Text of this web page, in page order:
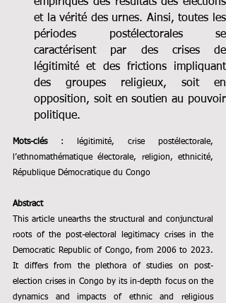
et la vérité des urnes. Ainsi, toutes les
périodes postélectorales se
caractérisent par des crises de
légitimité et des frictions impliquant
des groupes religieux, soit en
opposition, soit en soutien au pouvoir
politique.
Mots-clés : légitimité, crise postélectorale,
l’ethnomathématique électorale, religion, ethnicité,
République Démocratique du Congo
Abstract
This article unearths the structural and conjunctural
roots of the post-electoral legitimacy crises in the
Democratic Republic of Congo, from 2006 to 2023.
It differs from the plethora of studies on post-
election crises in Congo by its in-depth focus on the
dynamics and impacts of ethnic and religious